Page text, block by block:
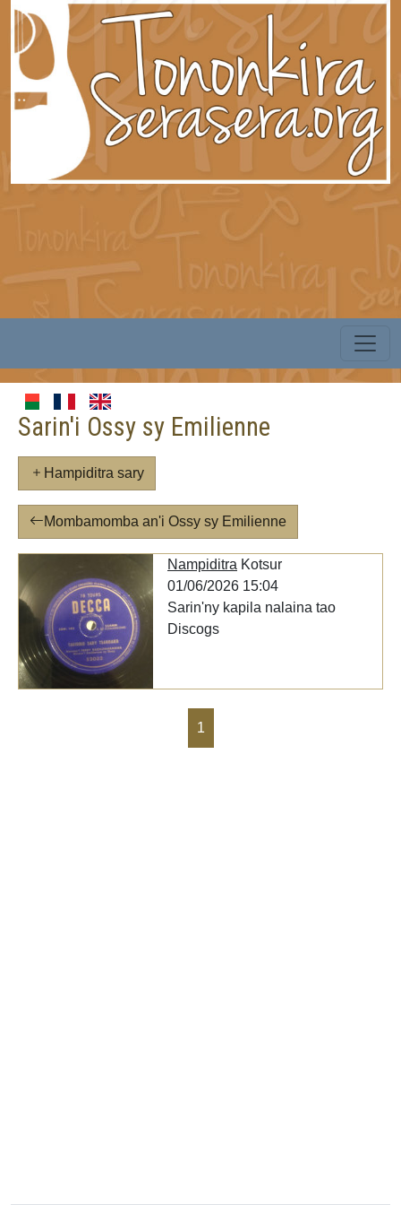
Sarin'i Ossy sy Emilienne
Hampiditra sary
Mombamomba an'i Ossy sy Emilienne
Nampiditra Kotsur
01/06/2026 15:04
Sarin'ny kapila nalaina tao
Discogs
1